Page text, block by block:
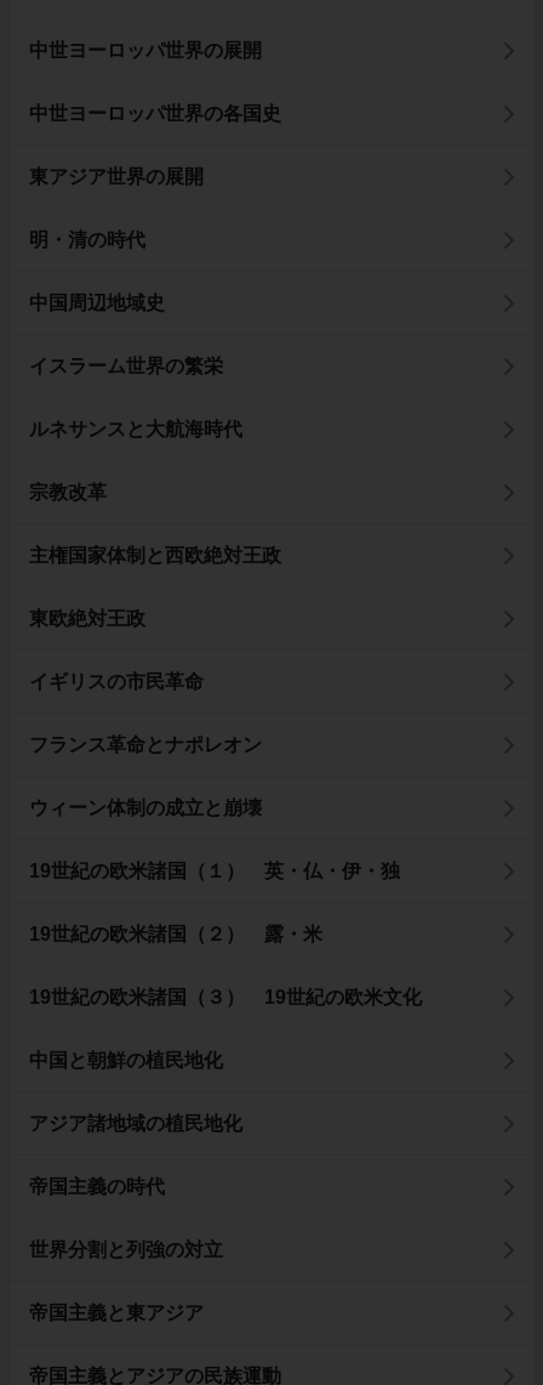
中世ヨーロッパ世界の展開
中世ヨーロッパ世界の各国史
東アジア世界の展開
明・清の時代
中国周辺地域史
イスラーム世界の繁栄
ルネサンスと大航海時代
宗教改革
主権国家体制と西欧絶対王政
東欧絶対王政
イギリスの市民革命
フランス革命とナポレオン
ウィーン体制の成立と崩壊
19世紀の欧米諸国（１） 英・仏・伊・独
19世紀の欧米諸国（２） 露・米
19世紀の欧米諸国（３） 19世紀の欧米文化
中国と朝鮮の植民地化
アジア諸地域の植民地化
帝国主義の時代
世界分割と列強の対立
帝国主義と東アジア
帝国主義とアジアの民族運動